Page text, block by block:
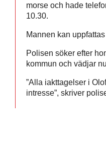
morse och hade
10.30.
Mannen kan
Polisen söker efter
kommun och vädjar
”Alla iakttagelser i
intresse”, skriver